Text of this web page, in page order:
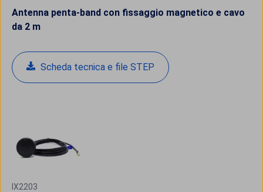
Antenna penta-band con fissaggio magnetico e cavo
da 2 m
Scheda tecnica e file STEP
IX2203